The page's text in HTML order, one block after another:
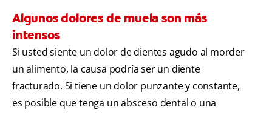
Algunos dolores de muela son más
intensos
Si usted siente un dolor de dientes agudo al morder
un alimento, la causa podría ser un diente
fracturado. Si tiene un dolor punzante y constante,
es posible que tenga un absceso dental o una